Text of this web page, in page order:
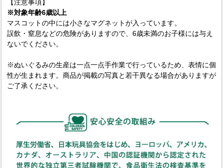
【注意事項】
※対象年齢6歳以上
マスコットの中には小さなマグネットが入っています。
誤飲・窒息などの危険がありますので、6歳未満のお子様には与え
ないでください。
※ぬいぐるみの生産は一点一点手作業で行っているため、表情に個
性が生まれます。商品が掲載の写真と若干異なる場合がありますが
ご了承ください。